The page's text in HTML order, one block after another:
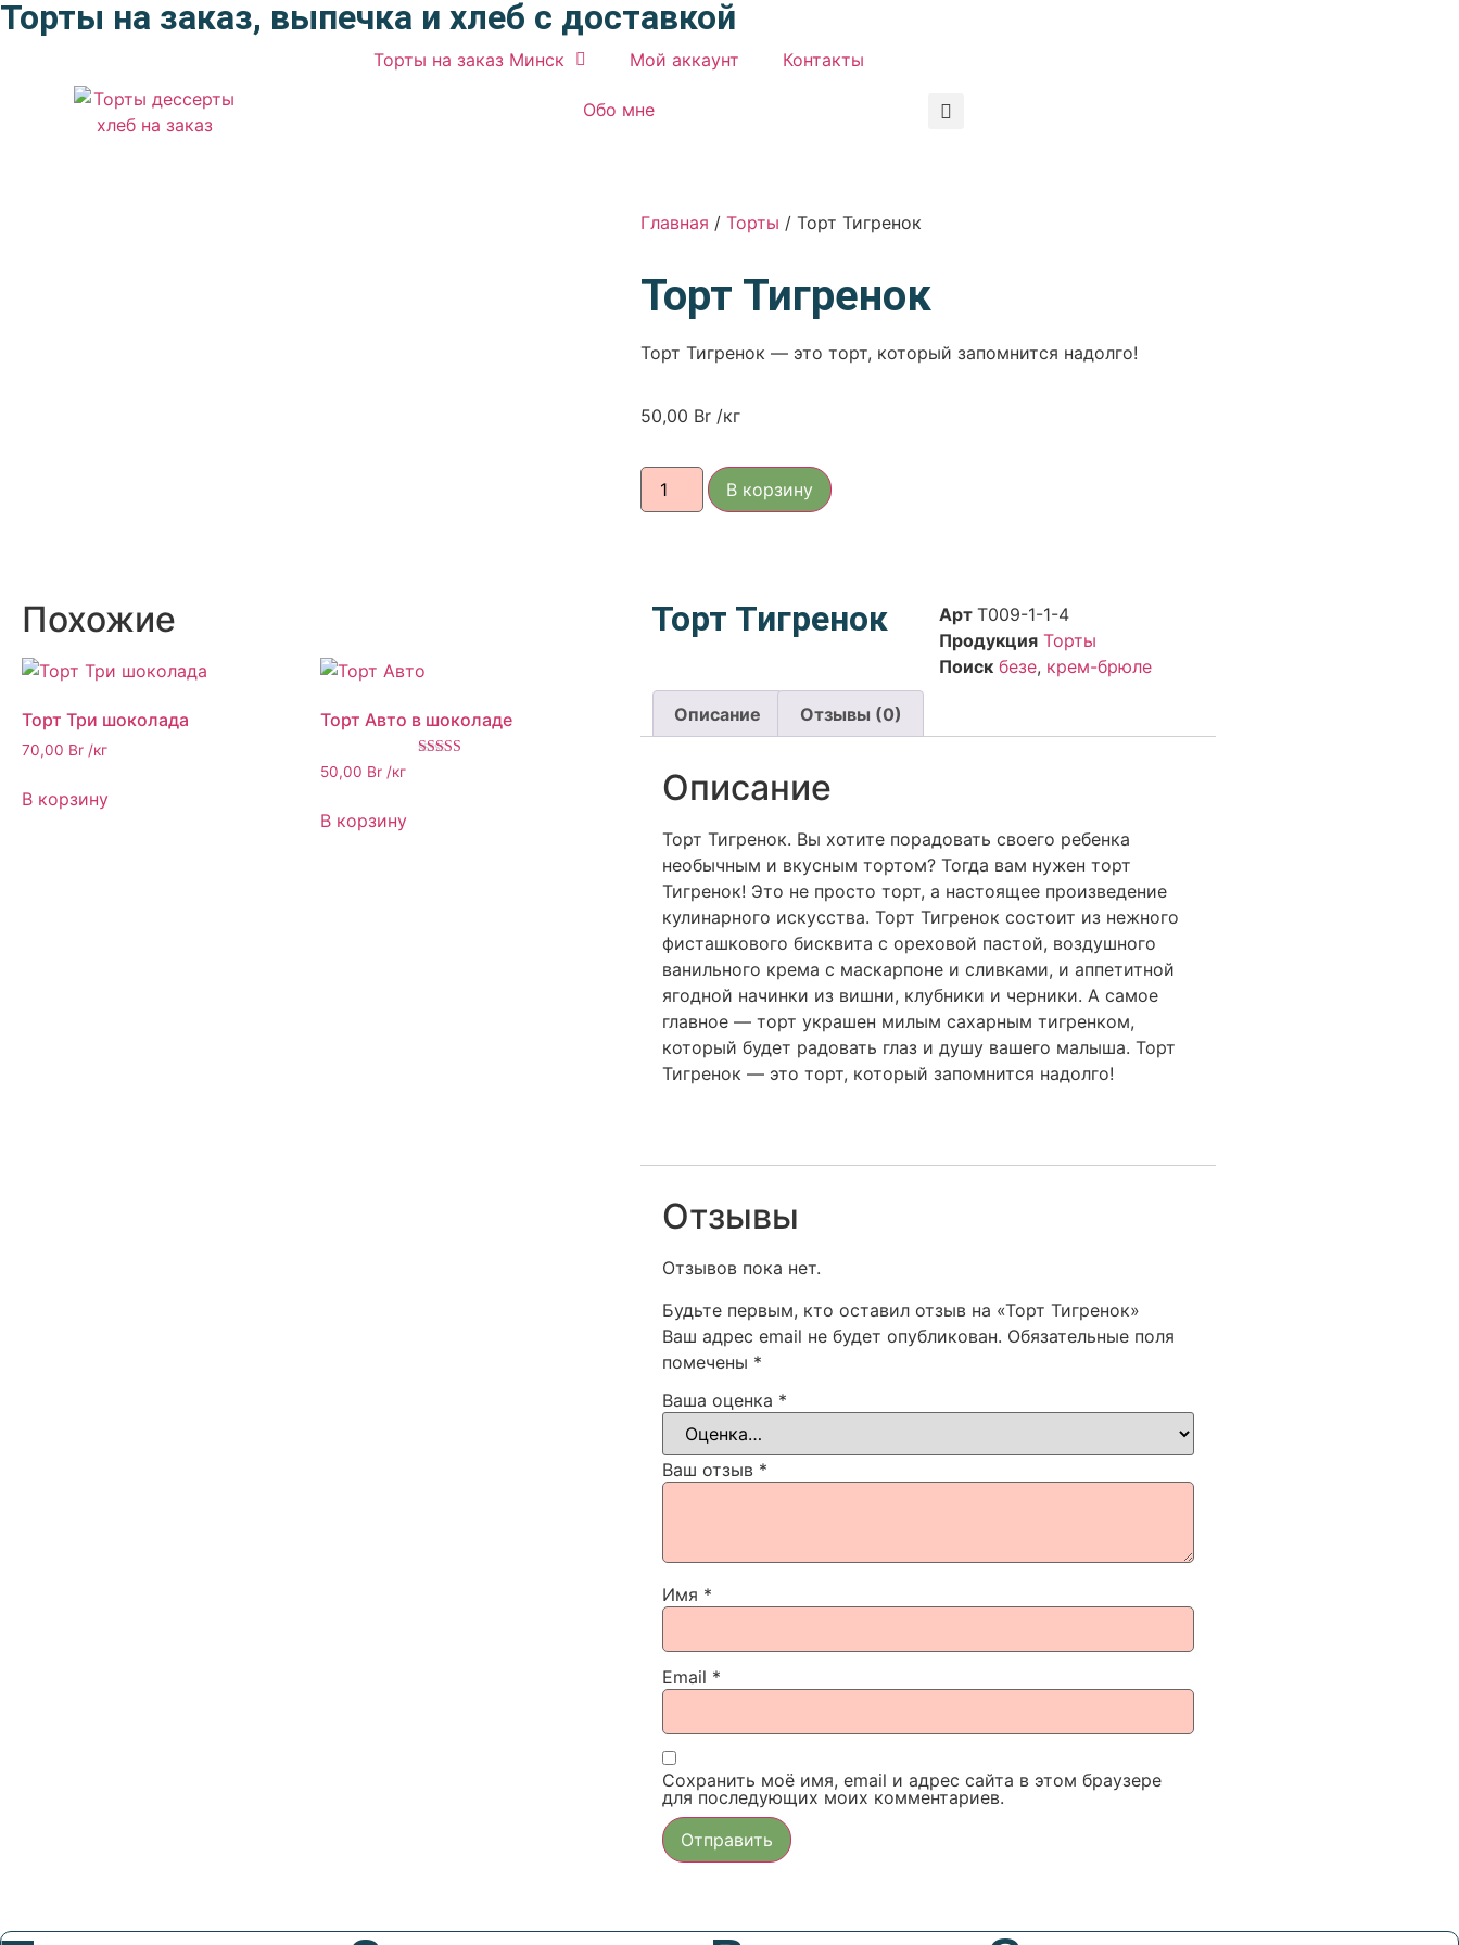
Торты на заказ, выпечка и хлеб с доставкой
Торты на заказ Минск Мой аккаунт Контакты
Обо мне
Главная / Торты / Торт Тигренок
Торт Тигренок
Торт Тигренок — это торт, который запомнится надолго!
50,00 Br /кг
В корзину
Похожие
Торт Три шоколада
70,00 Br /кг
В корзину
Торт Авто в шоколаде
50,00 Br /кг
В корзину
Торт Тигренок Арт Т009-1-1-4
Продукция Торты
Поиск безе, крем-брюле
Описание Отзывы (0)
Описание
Торт Тигренок. Вы хотите порадовать своего ребенка
необычным и вкусным тортом? Тогда вам нужен торт
Тигренок! Это не просто торт, а настоящее произведение
кулинарного искусства. Торт Тигренок состоит из нежного
фисташкового бисквита с ореховой пастой, воздушного
ванильного крема с маскарпоне и сливками, и аппетитной
ягодной начинки из вишни, клубники и черники. А самое
главное — торт украшен милым сахарным тигренком,
который будет радовать глаз и душу вашего малыша. Торт
Тигренок — это торт, который запомнится надолго!
Отзывы
Отзывов пока нет.
Будьте первым, кто оставил отзыв на «Торт Тигренок»
Ваш адрес email не будет опубликован. Обязательные поля
помечены *
Ваша оценка *
Ваш отзыв *
Имя *
Email *
Сохранить моё имя, email и адрес сайта в этом браузере
для последующих моих комментариев.